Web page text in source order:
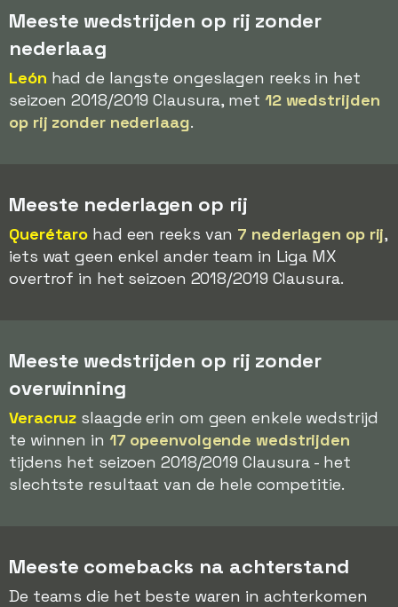
Meeste wedstrijden op rij zonder
nederlaag
León had de langste ongeslagen reeks in het
seizoen 2018/2019 Clausura, met 12 wedstrijden
op rij zonder nederlaag.
Meeste nederlagen op rij
Querétaro had een reeks van 7 nederlagen op rij,
iets wat geen enkel ander team in Liga MX
overtrof in het seizoen 2018/2019 Clausura.
Meeste wedstrijden op rij zonder
overwinning
Veracruz slaagde erin om geen enkele wedstrijd
te winnen in 17 opeenvolgende wedstrijden
tijdens het seizoen 2018/2019 Clausura - het
slechtste resultaat van de hele competitie.
Meeste comebacks na achterstand
De teams die het beste waren in achterkomen